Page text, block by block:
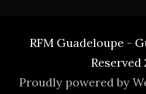
RFM Guadeloupe -
Reserved
Proudly powered by